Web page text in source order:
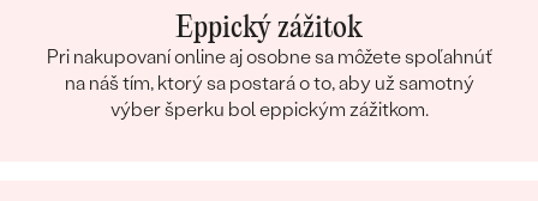
Eppický zážitok
Pri nakupovaní online aj osobne sa môžete spoľahnúť
na náš tím, ktorý sa postará o to, aby už samotný
výber šperku bol eppickým zážitkom.